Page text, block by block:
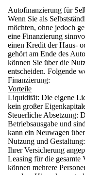
Autofinanzierung für
Wenn Sie als
möchten, ohne jedoch
eine Finanzierung
einen Kredit der Haus-
gehört am Ende des
können Sie über die
entscheiden. Folgende
Finanzierung:
Vorteile
Liquidität: Die eigene
kein großer
Steuerliche Absetzung:
Betriebsausgabe und
kann ein Neuwagen
Nutzung und Gestaltung
Ihrer Versicherung
Leasing für die gesamte
können mehrere